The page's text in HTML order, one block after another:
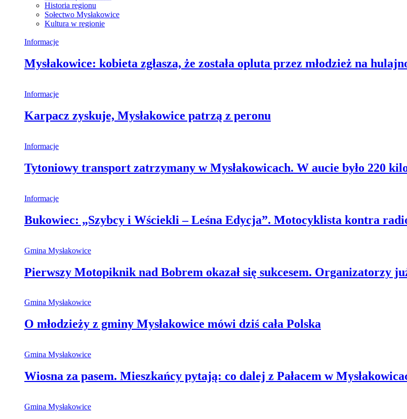
Historia regionu
Sołectwo Mysłakowice
Kultura w regionie
Informacje
Mysłakowice: kobieta zgłasza, że została opluta przez młodzież na
Informacje
Karpacz zyskuje, Mysłakowice patrzą z peronu
Informacje
Tytoniowy transport zatrzymany w Mysłakowicach. W aucie było 220
Informacje
Bukowiec: „Szybcy i Wściekli – Leśna Edycja”. Motocyklista kontra
Gmina Mysłakowice
Pierwszy Motopiknik nad Bobrem okazał się sukcesem. Organizatorzy
Gmina Mysłakowice
O młodzieży z gminy Mysłakowice mówi dziś cała Polska
Gmina Mysłakowice
Wiosna za pasem. Mieszkańcy pytają: co dalej z Pałacem w
Gmina Mysłakowice